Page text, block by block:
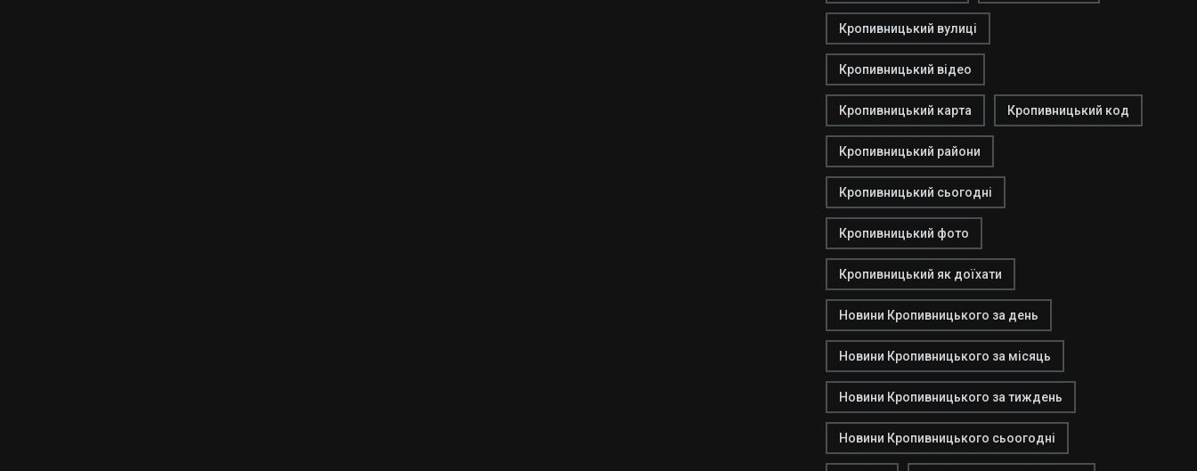
Кропивницький вулиці
Кропивницький відео
Кропивницький карта Кропивницький код
Кропивницький райони
Кропивницький сьогодні
Кропивницький фото
Кропивницький як доїхати
Новини Кропивницького за день
Новини Кропивницького за місяць
Новини Кропивницького за тиждень
Новини Кропивницького сьоогодні